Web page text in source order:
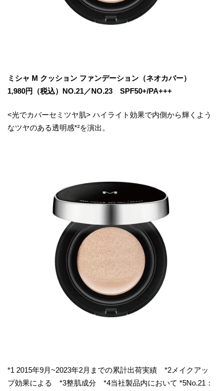
ミシャ M クッション ファンデーション（ネオカバー）
1,980円（税込）NO.21／NO.23 SPF50+/PA+++
<光でカバーセミツヤ肌> ハイライト効果で内側から輝くよう
なツヤのある透明感*²を演出。
*1 2015年9月~2023年2月までの累計出荷実績 *2メイクアッ
プ効果による *3整肌成分 *4当社製品内において *5No.21：